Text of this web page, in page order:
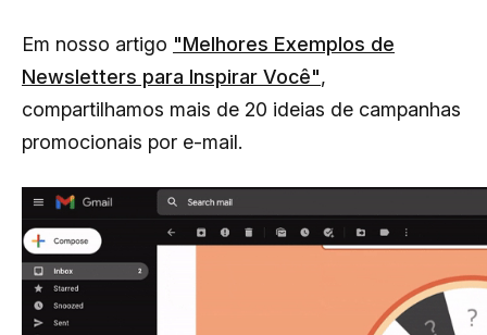
Em nosso artigo "Melhores Exemplos de
Newsletters para Inspirar Você",
compartilhamos mais de 20 ideias de campanhas
promocionais por e-mail.